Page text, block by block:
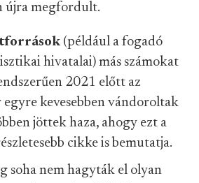
újra megfordult.
(például a fogadó
hivatalai) más számokat
2021 előtt az
kevesebben vándoroltak
jöttek haza, ahogy ezt a
cikke is bemutatja.
soha nem hagyták el olyan